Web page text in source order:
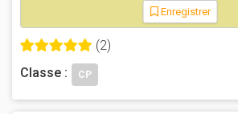
Enregistrer
(2)
Classe :
CP